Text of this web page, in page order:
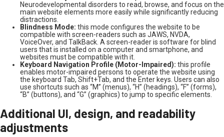
Neurodevelopmental disorders to read, browse, and focus on the
main website elements more easily while significantly reducing
distractions.
Blindness Mode: this mode configures the website to be
compatible with screen-readers such as JAWS, NVDA,
VoiceOver, and TalkBack. A screen-reader is software for blind
users that is installed on a computer and smartphone, and
websites must be compatible with it.
Keyboard Navigation Profile (Motor-Impaired): this profile
enables motor-impaired persons to operate the website using
the keyboard Tab, Shift+Tab, and the Enter keys. Users can also
use shortcuts such as “M” (menus), “H” (headings), “F” (forms),
“B” (buttons), and “G” (graphics) to jump to specific elements.
Additional UI, design, and readability
adjustments